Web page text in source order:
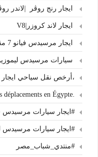
ايجار رنج روڤر |لاندر
ايجار لاند كروزر|V8
ايجار مرسيدس فيانو 7 مقاعد – عروض المطار الخاصة
سيارات مرسيدس ليموزين
،أرخص نقل سياحي
.Les déplacements en Égypte | نقل سياحي
#ايجار سيارات مرسيدس
#ايجار سيارات مرسيدس
#منتدي_شباب_مصر